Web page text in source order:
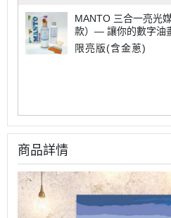
MANTO 三合一亮光
款）— 讓你的數字油
專業
限亮版(含金蔥)
商品詳情